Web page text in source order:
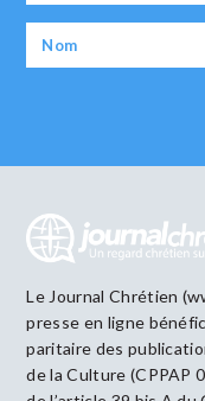
Le Journal Chrétien
presse en ligne
paritaire des
de la Culture (CPPAP